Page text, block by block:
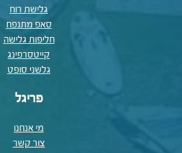
גלישת רוח
סאפ מתנפח
חליפות גלישה
קייטסרפינג
גלשני סופט
פריגל
מי אנחנו
צור קשר